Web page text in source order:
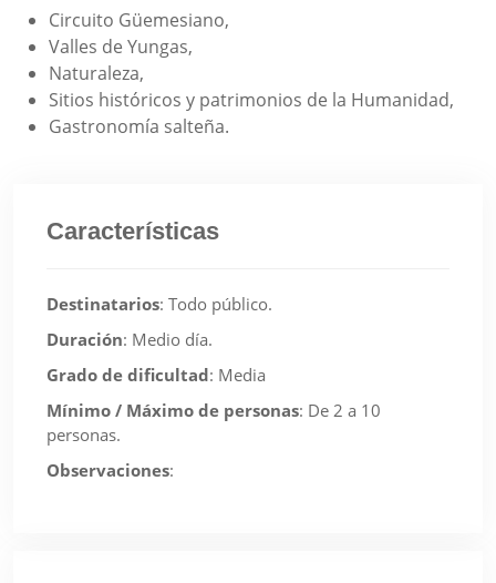
Circuito Güemesiano,
Valles de Yungas,
Naturaleza,
Sitios históricos y patrimonios de la Humanidad,
Gastronomía salteña.
Características
Destinatarios: Todo público.
Duración: Medio día.
Grado de dificultad: Media
Mínimo / Máximo de personas: De 2 a 10
personas.
Observaciones: